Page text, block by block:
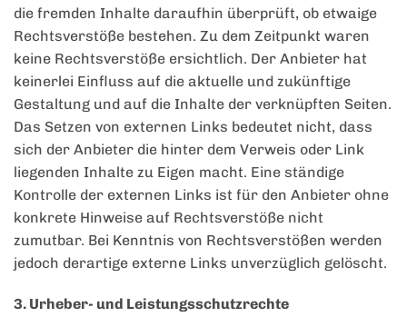
die fremden Inhalte daraufhin überprüft, ob etwaige
Rechtsverstöße bestehen. Zu dem Zeitpunkt waren
keine Rechtsverstöße ersichtlich. Der Anbieter hat
keinerlei Einfluss auf die aktuelle und zukünftige
Gestaltung und auf die Inhalte der verknüpften Seiten.
Das Setzen von externen Links bedeutet nicht, dass
sich der Anbieter die hinter dem Verweis oder Link
liegenden Inhalte zu Eigen macht. Eine ständige
Kontrolle der externen Links ist für den Anbieter ohne
konkrete Hinweise auf Rechtsverstöße nicht
zumutbar. Bei Kenntnis von Rechtsverstößen werden
jedoch derartige externe Links unverzüglich gelöscht.
3. Urheber- und Leistungsschutzrechte